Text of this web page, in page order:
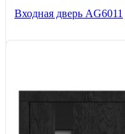
Входная дверь AG6011